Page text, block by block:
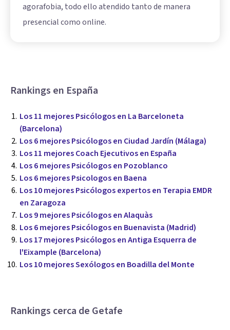
agorafobia, todo ello atendido tanto de manera
presencial como online.
Rankings en España
Los 11 mejores Psicólogos en La Barceloneta
(Barcelona)
Los 6 mejores Psicólogos en Ciudad Jardín (Málaga)
Los 11 mejores Coach Ejecutivos en España
Los 6 mejores Psicólogos en Pozoblanco
Los 6 mejores Psicologos en Baena
Los 10 mejores Psicólogos expertos en Terapia EMDR
en Zaragoza
Los 9 mejores Psicólogos en Alaquàs
Los 6 mejores Psicólogos en Buenavista (Madrid)
Los 17 mejores Psicólogos en Antiga Esquerra de
l'Eixample (Barcelona)
Los 10 mejores Sexólogos en Boadilla del Monte
Rankings cerca de Getafe